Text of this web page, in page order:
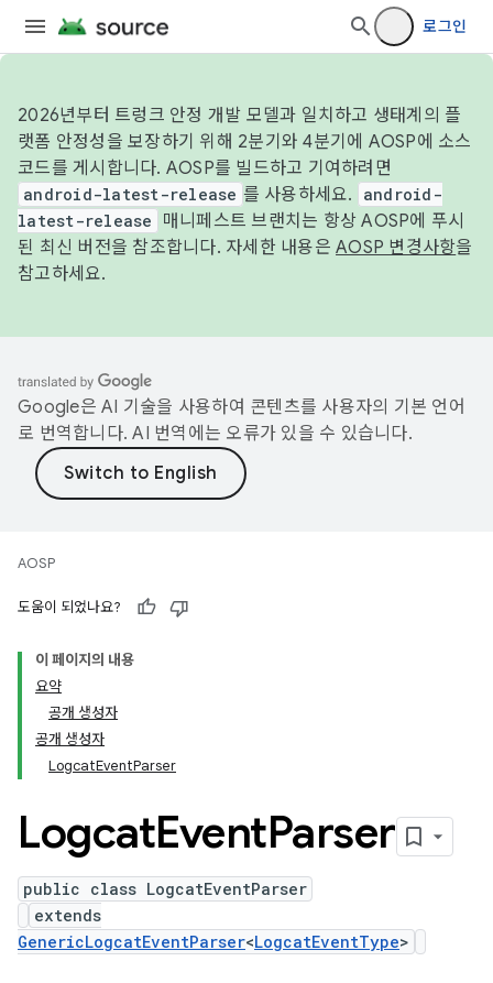
로그인
2026년부터 트렁크 안정 개발 모델과 일치하고 생태계의 플
랫폼 안정성을 보장하기 위해 2분기와 4분기에 AOSP에 소스
코드를 게시합니다. AOSP를 빌드하고 기여하려면
android-latest-release 를 사용하세요.
android-
latest-release
매니페스트 브랜치는 항상 AOSP에 푸시
된 최신 버전을 참조합니다. 자세한 내용은 AOSP 변경사항을
참고하세요.
Google은 AI 기술을 사용하여 콘텐츠를 사용자의 기본 언어
로 번역합니다. AI 번역에는 오류가 있을 수 있습니다.
AOSP
도움이 되었나요?
이 페이지의 내용
요약
공개 생성자
공개 생성자
LogcatEventParser
LogcatEventParser
public class LogcatEventParser
extends
GenericLogcatEventParser<LogcatEventType>